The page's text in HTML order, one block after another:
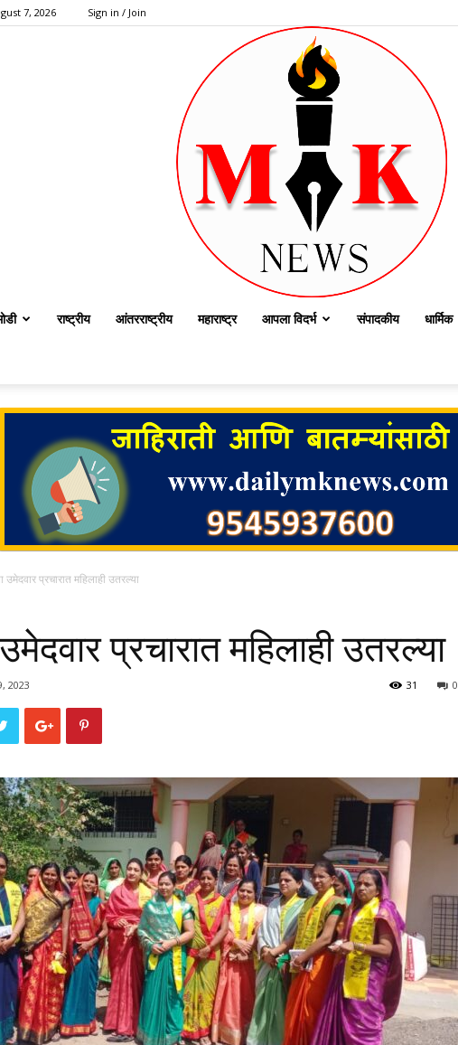
7, 2026 Sign in / Join
राष्ट्रीय आंतरराष्ट्रीय महाराष्ट्र आपला विदर्भ संपादकीय धार्मिक
उमेदवार प्रचारात महिलाही उतरल्या
प्रचारात महिलाही उतरल्या
2023 0
31